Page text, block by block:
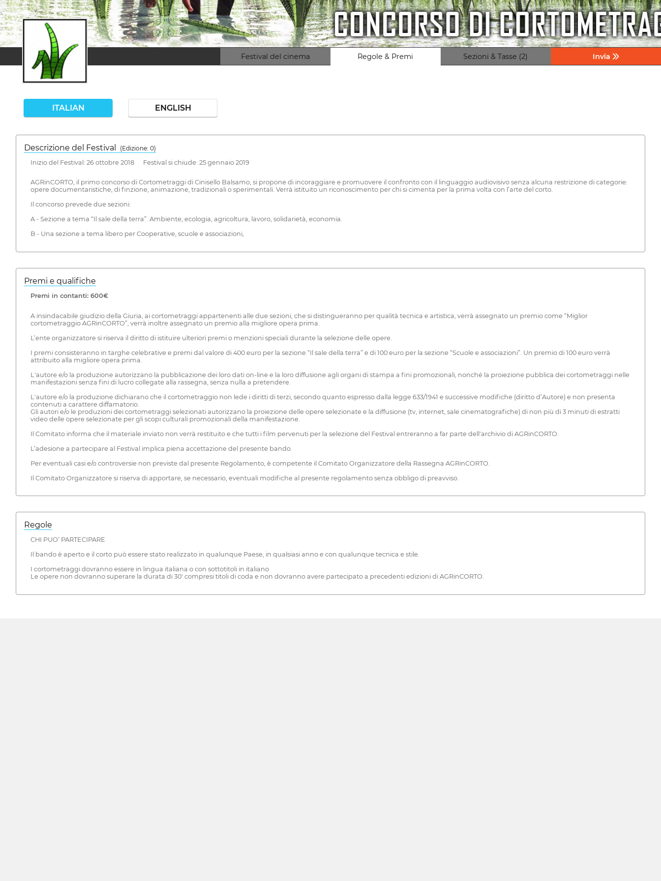
Festival del cinema Regole & Premi Sezioni & Tasse (2) Invia
ITALIAN ENGLISH
Descrizione del Festival
( Edizione: 0)
Inizio del Festival: 26 ottobre 2018 Festival si chiude: 25 gennaio 2019
AGRinCORTO, il primo concorso di Cortometraggi di Cinisello Balsamo, si propone di incoraggiare e promuovere il confronto con il linguaggio audiovisivo senza alcuna restrizione di categorie:
opere documentaristiche, di finzione, animazione, tradizionali o sperimentali. Verrà istituito un riconoscimento per chi si cimenta per la prima volta con l’arte del corto.
Il concorso prevede due sezioni:
A - Sezione a tema “Il sale della terra”. Ambiente, ecologia, agricoltura, lavoro, solidarietà, economia.
B - Una sezione a tema libero per Cooperative, scuole e associazioni,
Premi e qualifiche
Premi in contanti: 600€
A insindacabile giudizio della Giuria, ai cortometraggi appartenenti alle due sezioni, che si distingueranno per qualità tecnica e artistica, verrà assegnato un premio come “Miglior
cortometraggio AGRinCORTO”, verrà inoltre assegnato un premio alla migliore opera prima.
L’ente organizzatore si riserva il diritto di istituire ulteriori premi o menzioni speciali durante la selezione delle opere.
I premi consisteranno in targhe celebrative e premi dal valore di 400 euro per la sezione “Il sale della terra” e di 100 euro per la sezione “Scuole e associazioni”. Un premio di 100 euro verrà
attribuito alla migliore opera prima.
L'autore e/o la produzione autorizzano la pubblicazione dei loro dati on-line e la loro diffusione agli organi di stampa a fini promozionali, nonché la proiezione pubblica dei cortometraggi nelle
manifestazioni senza fini di lucro collegate alla rassegna, senza nulla a pretendere.
L'autore e/o la produzione dichiarano che il cortometraggio non lede i diritti di terzi, secondo quanto espresso dalla legge 633/1941 e successive modifiche (diritto d’Autore) e non presenta
contenuti a carattere diffamatorio.
Gli autori e/o le produzioni dei cortometraggi selezionati autorizzano la proiezione delle opere selezionate e la diffusione (tv, internet, sale cinematografiche) di non più di 3 minuti di estratti
video delle opere selezionate per gli scopi culturali promozionali della manifestazione.
Il Comitato informa che il materiale inviato non verrà restituito e che tutti i film pervenuti per la selezione del Festival entreranno a far parte dell'archivio di AGRinCORTO.
L’adesione a partecipare al Festival implica piena accettazione del presente bando.
Per eventuali casi e/o controversie non previste dal presente Regolamento, è competente il Comitato Organizzatore della Rassegna AGRinCORTO.
Il Comitato Organizzatore si riserva di apportare, se necessario, eventuali modifiche al presente regolamento senza obbligo di preavviso.
Regole
CHI PUO’ PARTECIPARE
Il bando è aperto e il corto può essere stato realizzato in qualunque Paese, in qualsiasi anno e con qualunque tecnica e stile.
I cortometraggi dovranno essere in lingua italiana o con sottotitoli in italiano
Le opere non dovranno superare la durata di 30' compresi titoli di coda e non dovranno avere partecipato a precedenti edizioni di AGRinCORTO.